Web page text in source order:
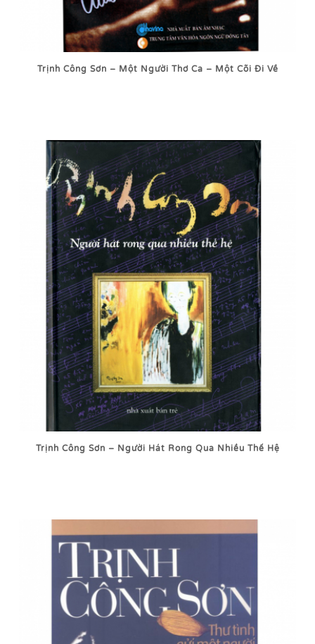
Trịnh Công Sơn – Một Người Thơ Ca – Một Cõi Đi Về
Trịnh Công Sơn – Người Hát Rong Qua Nhiều Thế Hệ